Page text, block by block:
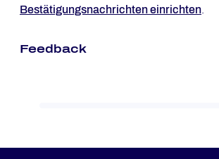
Bestätigungsnachrichten einrichten
Feedback